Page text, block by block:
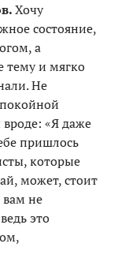
Хочу
состояние,
а
тему и мягко
Не
«Я даже
пришлось
которые
может, стоит
вам не
это